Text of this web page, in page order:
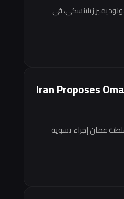
زيلينسكي، في
Iran Proposes
عمان إجراء تسوية